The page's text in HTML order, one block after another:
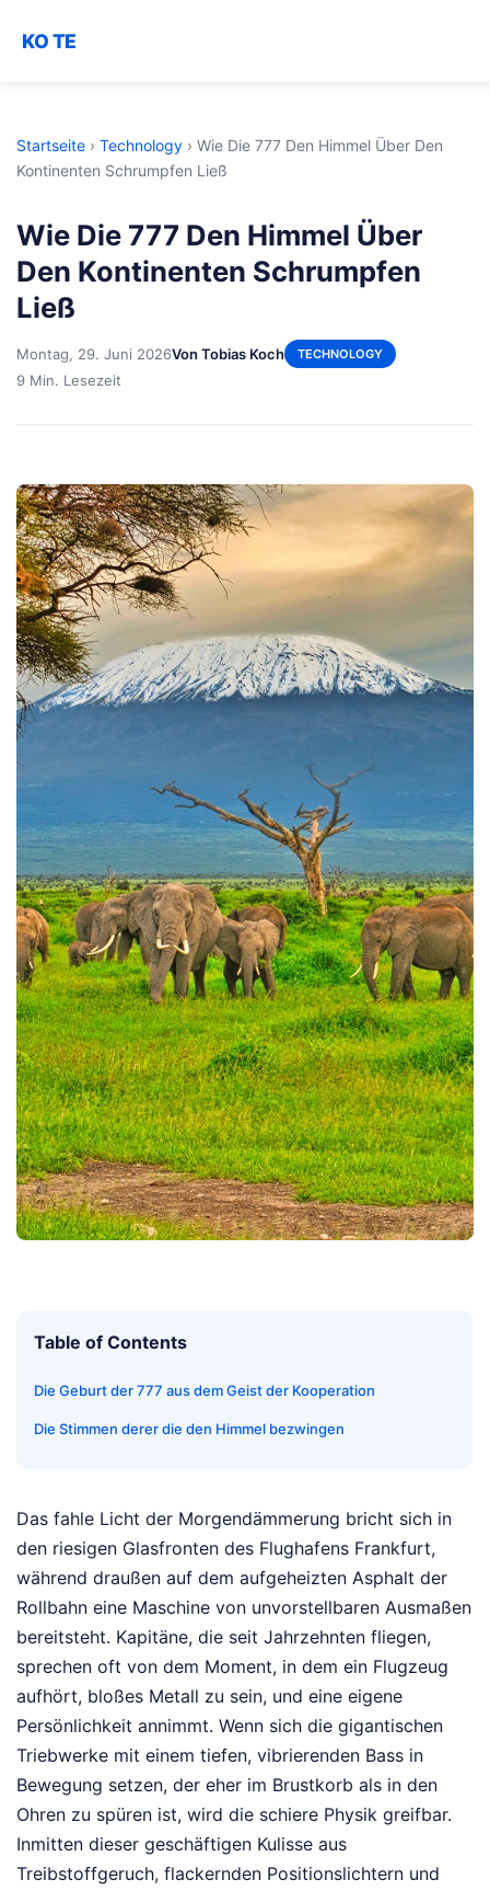
KO TE
Startseite › Technology › Wie Die 777 Den Himmel Über Den
Kontinenten Schrumpfen Ließ
Wie Die 777 Den Himmel Über
Den Kontinenten Schrumpfen
Ließ
Montag, 29. Juni 2026Von Tobias Koch TECHNOLOGY
9 Min. Lesezeit
Table of Contents
Die Geburt der 777 aus dem Geist der Kooperation
Die Stimmen derer die den Himmel bezwingen
Das fahle Licht der Morgendämmerung bricht sich in
den riesigen Glasfronten des Flughafens Frankfurt,
während draußen auf dem aufgeheizten Asphalt der
Rollbahn eine Maschine von unvorstellbaren Ausmaßen
bereitsteht. Kapitäne, die seit Jahrzehnten fliegen,
sprechen oft von dem Moment, in dem ein Flugzeug
aufhört, bloßes Metall zu sein, und eine eigene
Persönlichkeit annimmt. Wenn sich die gigantischen
Triebwerke mit einem tiefen, vibrierenden Bass in
Bewegung setzen, der eher im Brustkorb als in den
Ohren zu spüren ist, wird die schiere Physik greifbar.
Inmitten dieser geschäftigen Kulisse aus
Treibstoffgeruch, flackernden Positionslichtern und